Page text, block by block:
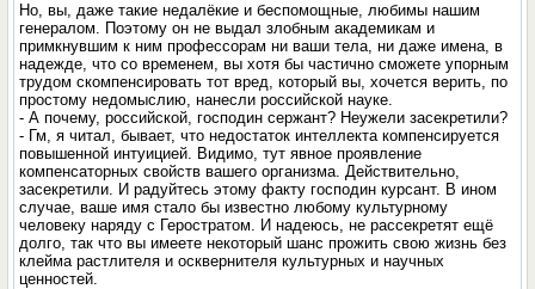
Но, вы, даже такие недалёкие и беспомощные, любимы нашим
генералом. Поэтому он не выдал злобным академикам и
примкнувшим к ним профессорам ни ваши тела, ни даже имена, в
надежде, что со временем, вы хотя бы частично сможете упорным
трудом скомпенсировать тот вред, который вы, хочется верить, по
простому недомыслию, нанесли российской науке.
- А почему, российской, господин сержант? Неужели засекретили?
- Гм, я читал, бывает, что недостаток интеллекта компенсируется
повышенной интуицией. Видимо, тут явное проявление
компенсаторных свойств вашего организма. Действительно,
засекретили. И радуйтесь этому факту господин курсант. В ином
случае, ваше имя стало бы известно любому культурному
человеку наряду с Геростратом. И надеюсь, не рассекретят ещё
долго, так что вы имеете некоторый шанс прожить свою жизнь без
клейма растлителя и осквернителя культурных и научных
ценностей.